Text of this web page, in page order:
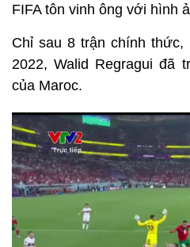
FIFA tôn vinh ông với hình
Chỉ sau 8 trận chính
2022, Walid Regragui đã
của Maroc.